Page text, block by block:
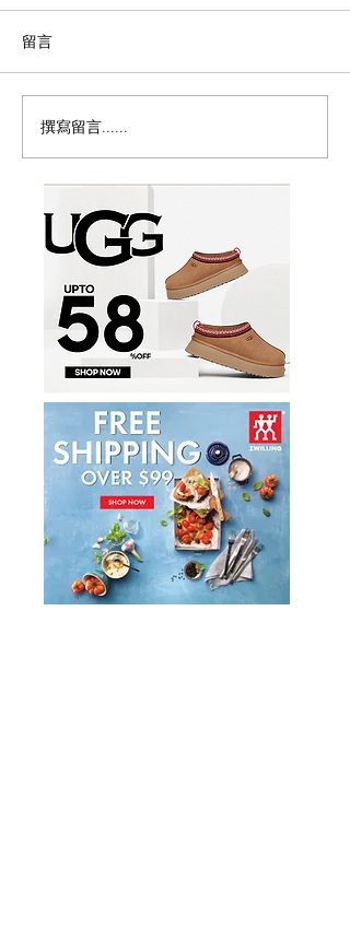
历史新低！Samsonite 新
秀丽 Winfield 2 全PC
20+28寸 黑色拉杆行李箱2
件套1.7折
留言
撰寫留言......